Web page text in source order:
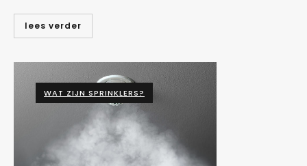
lees verder
WAT ZIJN SPRINKLERS?